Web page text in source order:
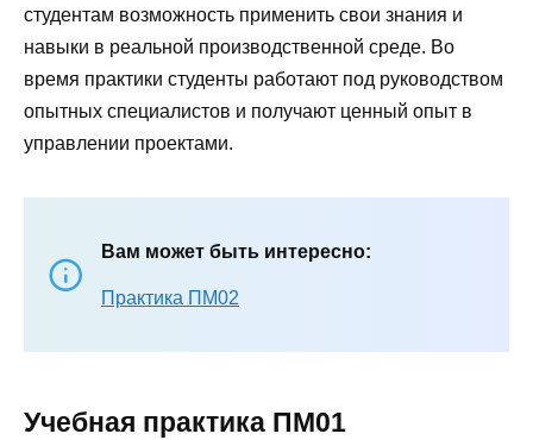
студентам возможность применить свои знания и
навыки в реальной производственной среде. Во
время практики студенты работают под руководством
опытных специалистов и получают ценный опыт в
управлении проектами.
Вам может быть интересно:
Практика ПМ02
Учебная практика ПМ01